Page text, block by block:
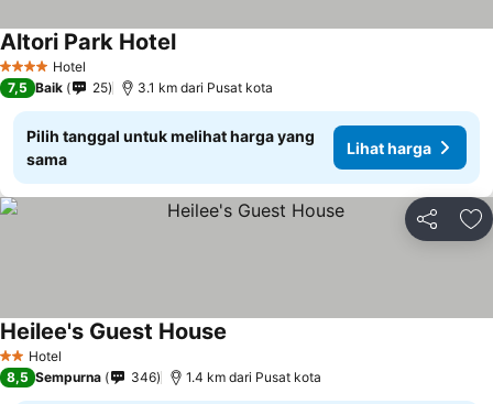
4 BintangHotel
Altori Park Hotel
7,5 Baik 25 3.1 km dari Pusat kota
Pilih tanggal untuk melihat harga yang
sama
Lihat harga
Bagikan
2 Bintang
Hotel
Heilee's Guest House
8,5 Sempurna 346 1.4 km dari Pusat kota